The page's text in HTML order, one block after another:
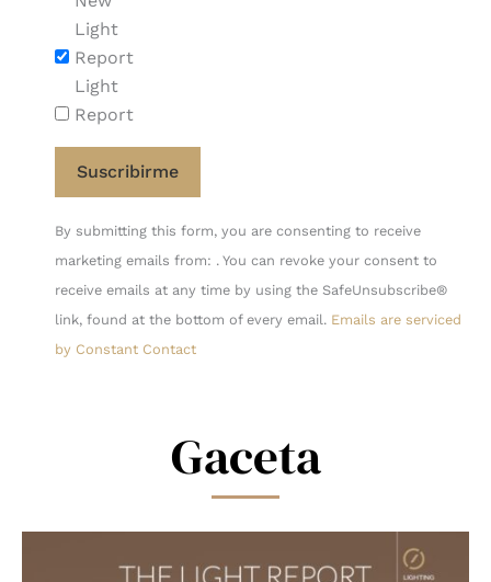
Light
Report
Light
Report
Constant
Contact
Use.
Please
leave
By submitting this form, you are consenting to receive
marketing emails from: . You can revoke your consent to
receive emails at any time by using the SafeUnsubscribe®
link, found at the bottom of every email. Emails are serviced
by Constant Contact
Gaceta